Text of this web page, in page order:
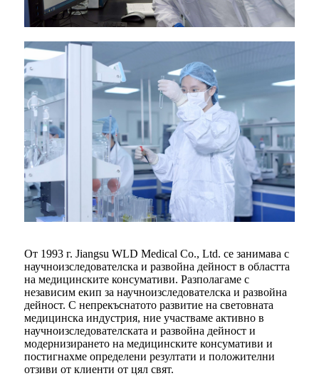
От 1993 г. Jiangsu WLD Medical Co., Ltd. се занимава с
научноизследователска и развойна дейност в областта
на медицинските консумативи. Разполагаме с
независим екип за научноизследователска и развойна
дейност. С непрекъснатото развитие на световната
медицинска индустрия, ние участваме активно в
научноизследователската и развойна дейност и
модернизирането на медицинските консумативи и
постигнахме определени резултати и положителни
отзиви от клиенти от цял свят.